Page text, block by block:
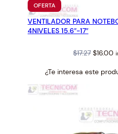
OFERTAPRODUCTO
EN
OFERTA
VENTILADOR PARA
4NIVELES 15.6″-17″
$17.27 Original
was:
$16.00
¿Te interesa este